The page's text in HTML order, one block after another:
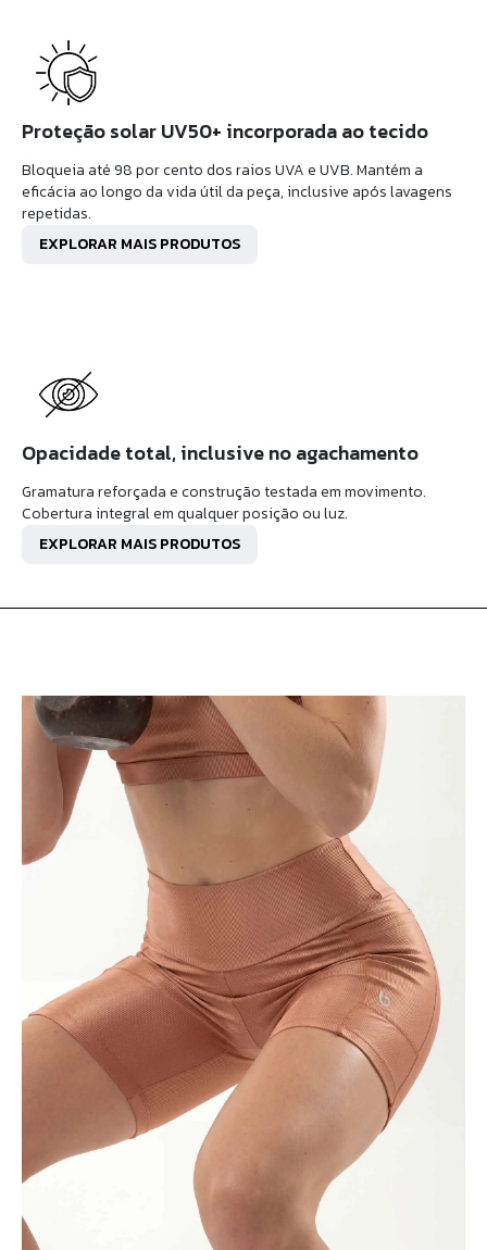
Proteção solar UV50+ incorporada ao tecido
Bloqueia até 98 por cento dos raios UVA e UVB. Mantém a
eficácia ao longo da vida útil da peça, inclusive após lavagens
repetidas.
EXPLORAR MAIS PRODUTOS
Opacidade total, inclusive no agachamento
Gramatura reforçada e construção testada em movimento.
Cobertura integral em qualquer posição ou luz.
EXPLORAR MAIS PRODUTOS